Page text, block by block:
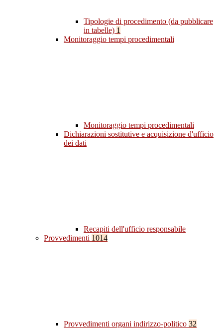
Tipologie di procedimento (da pubblicare
in tabelle) 1
Monitoraggio tempi procedimentali
Monitoraggio tempi procedimentali
Dichiarazioni sostitutive e acquisizione d'ufficio
dei dati
Recapiti dell'ufficio responsabile
Provvedimenti 1014
Provvedimenti organi indirizzo-politico 32